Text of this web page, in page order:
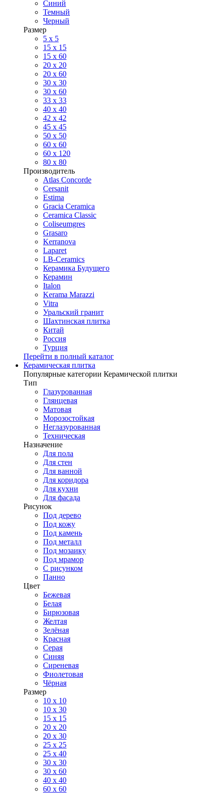
Синий
Темный
Черный
Размер
5 x 5
15 x 15
15 x 60
20 х 20
20 x 60
30 х 30
30 x 60
33 x 33
40 х 40
42 x 42
45 x 45
50 x 50
60 х 60
60 x 120
80 x 80
Производитель
Atlas Concorde
Cersanit
Estima
Gracia Ceramica
Ceramica Classic
Coliseumgres
Grasaro
Kerranova
Laparet
LB-Ceramics
Керамика Будущего
Керамин
Italon
Kerama Marazzi
Vitra
Уральский гранит
Шахтинская плитка
Китай
Россия
Турция
Перейти в полный каталог
Керамическая плитка
Популярные категории Керамической плитки
Тип
Глазурованная
Глянцевая
Матовая
Морозостойкая
Неглазурованная
Техническая
Назначение
Для пола
Для стен
Для ванной
Для коридора
Для кухни
Для фасада
Рисунок
Под дерево
Под кожу
Под камень
Под металл
Под мозаику
Под мрамор
С рисунком
Панно
Цвет
Бежевая
Белая
Бирюзовая
Желтая
Зелёная
Красная
Серая
Синяя
Сиреневая
Фиолетовая
Чёрная
Размер
10 х 10
10 x 30
15 x 15
20 х 20
20 x 30
25 x 25
25 x 40
30 x 30
30 х 60
40 х 40
60 х 60